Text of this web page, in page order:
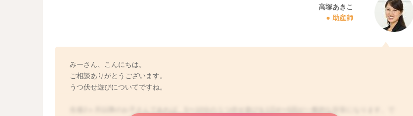
高塚あきこ
助産師
みーさん、こんにちは。
ご相談ありがとうございます。
うつ伏せ遊びについてですね。